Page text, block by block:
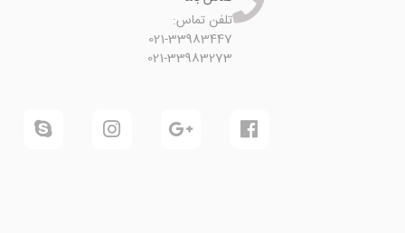
تلفن تماس:
021-33983447
021-33983273